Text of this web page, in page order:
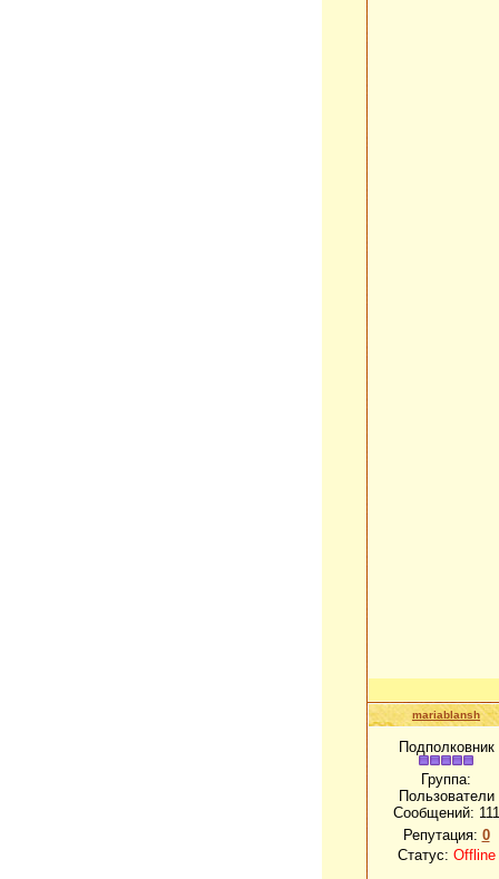
mariablansh
Подполковник
Группа:
Пользователи
Сообщений: 111
Репутация: 0
Статус: Offline